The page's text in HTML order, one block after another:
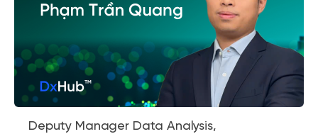
Deputy Manager Data Analysis,